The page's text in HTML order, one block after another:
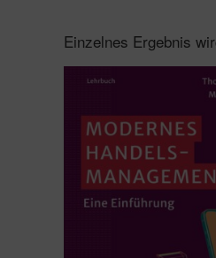
Einzelnes Ergebnis